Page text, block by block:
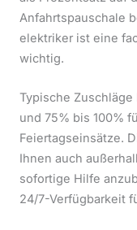
Anfahrtspauschale
elektriker ist eine
wichtig.
Typische
und 75% bis 100%
Feiertagseinsätze.
Ihnen auch
sofortige Hilfe
24/7-Verfügbarkeit